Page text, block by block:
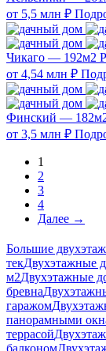
от 5,5 млн ₽
Чикаго — 192м2
от 4,54 млн ₽
Финский —
от 3,5 млн ₽
1
2
3
4
Далее →
Большие
текДвухэтажные
м2Двухэтажные
бревна
гаражом
панорамными
террасой
балконом